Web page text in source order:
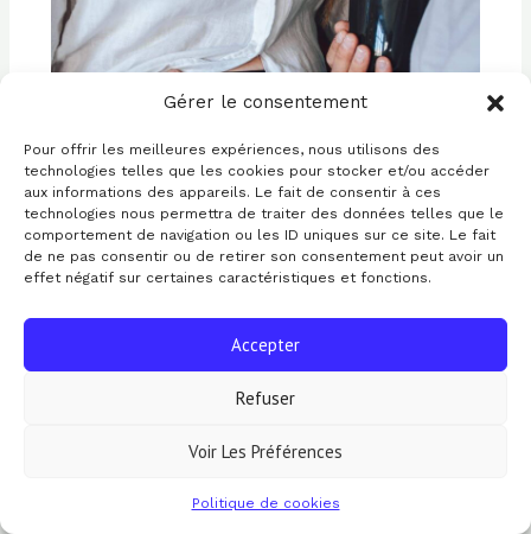
Gérer le consentement
Pour offrir les meilleures expériences, nous utilisons des
technologies telles que les cookies pour stocker et/ou accéder
aux informations des appareils. Le fait de consentir à ces
technologies nous permettra de traiter des données telles que le
comportement de navigation ou les ID uniques sur ce site. Le fait
de ne pas consentir ou de retirer son consentement peut avoir un
effet négatif sur certaines caractéristiques et fonctions.
Accepter
Refuser
Voir Les Préférences
Politique de cookies
Brûlures d’estomac pendant la grossesse ? 7 façons de les soulager